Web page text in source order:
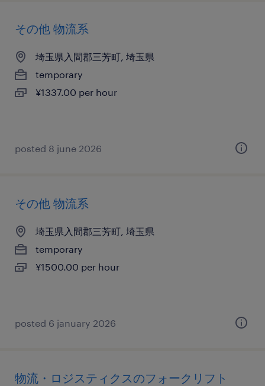
その他 物流系
埼玉県入間郡三芳町, 埼玉県
temporary
¥1337.00 per hour
posted 8 june 2026
その他 物流系
埼玉県入間郡三芳町, 埼玉県
temporary
¥1500.00 per hour
posted 6 january 2026
物流・ロジスティクスのフォークリフト